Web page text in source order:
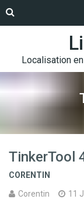
Localisation
TinkerTool
CORENTIN
Corentin
11